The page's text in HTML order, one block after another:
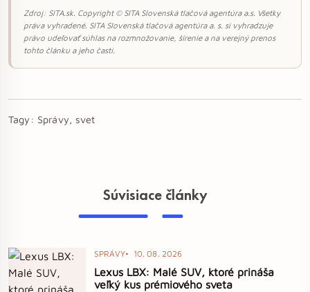
Zdroj: SITA.sk. Copyright © SITA Slovenská tlačová agentúra a.s. Všetky
práva vyhradené. SITA Slovenská tlačová agentúra a. s. si vyhradzuje
právo udeľovať súhlas na rozmnožovanie, šírenie a na verejný prenos
tohto článku a jeho častí.
Tagy: Správy, svet
Súvisiace články
SPRÁVY 10. 08. 2026
Lexus LBX: Malé SUV, ktoré prináša
veľký kus prémiového sveta